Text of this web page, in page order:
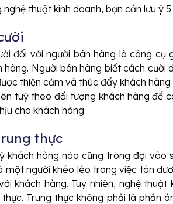
nghệ thuật kinh doanh, bạn cần lưu ý
đối với người bán hàng là công
hàng. Người bán hàng biết cách cười
thiện cảm và thúc đẩy khách
tuỳ theo đối tượng khách hàng để
cho khách hàng.
thực
khách hàng nào cũng trông đợi vào
một người khéo léo trong việc tán
khách hàng. Tuy nhiên, nghệ
Trung thực không phải là phản